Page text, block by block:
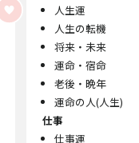
人生運
人生の転機
将来・未来
運命・宿命
老後・晩年
運命の人(人生)
仕事
仕事運